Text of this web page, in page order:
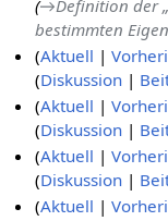
s
z
u
s
a
m
m
e
n
n
g
s
z
u
s
a
m
m
b
i
t
u
n
g
s
z
a
r
b
e
i
t
u
n
g
B
e
a
r
b
e
i
t
u
n
e
B
e
a
r
b
e
→Definition der
bestimmten
Aktuell
Diskussion
K
e
i
n
e
Aktuell
Diskussion
K
e
i
Aktuell
Diskussion
KAktuell